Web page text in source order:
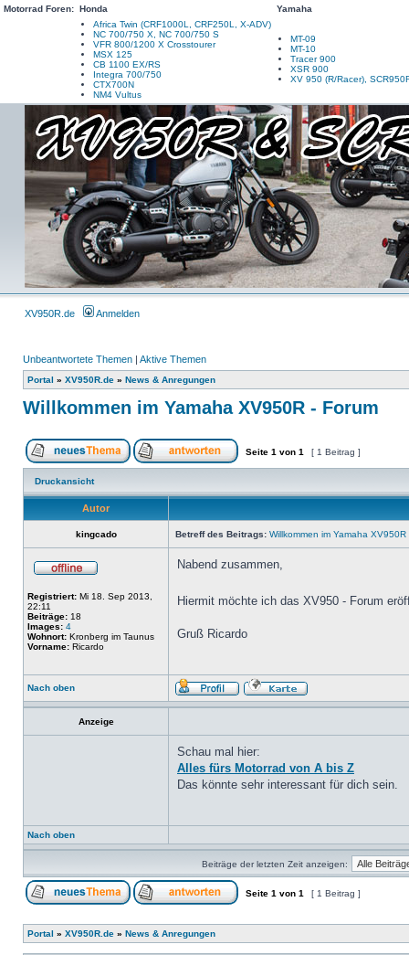
Motorrad Foren: Honda
Yamaha
Africa Twin (CRF1000L, CRF250L, X-ADV)
NC 700/750 X, NC 700/750 S
VFR 800/1200 X Crosstourer
MSX 125
CB 1100 EX/RS
Integra 700/750
CTX700N
NM4 Vultus
MT-09
MT-10
Tracer 900
XSR 900
XV 950 (R/Racer),
XV950R.de Anmelden
Unbeantwortete Themen | Aktive Themen
Portal » XV950R.de » News & Anregungen
Willkommen im Yamaha XV950R - Forum
Seite 1 von 1 [ 1 Beitrag ]
Druckansicht
Autor
kingcado Betreff des Beitrags: Willkommen im Yamaha XV950R
Registriert: Mi 18. Sep 2013,
22:11
Beiträge: 18
Images: 4
Wohnort: Kronberg im Taunus
Vorname: Ricardo
Nabend zusammen,
Hiermit möchte ich das XV950 - Forum
Gruß Ricardo
Nach oben
Anzeige
Schau mal hier:
Alles fürs Motorrad von A bis Z
Das könnte sehr interessant für dich sein.
Nach oben
Beiträge der letzten Zeit anzeigen:
Seite 1 von 1 [ 1 Beitrag ]
Portal » XV950R.de » News & Anregungen